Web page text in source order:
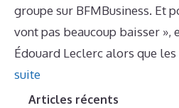
groupe sur BFMBusiness. Et
vont pas beaucoup baisser »,
Édouard Leclerc alors que
suite
Articles récents